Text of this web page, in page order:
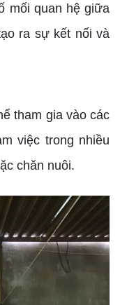
quan hệ giữa
ra sự kết nối và
tham gia vào các
việc trong nhiều
chăn nuôi.